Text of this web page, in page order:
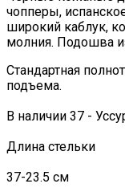
чопперы,
широкий каблук,
молния. Подошва
Стандартная
подъема.
В наличии 37 -
Длина стельки
37-23.5 см